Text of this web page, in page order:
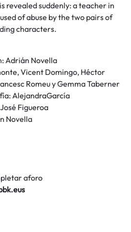
revealed suddenly: a teacher in
of abuse by the two pairs of
characters.
Adrián Novella
Vicent Domingo, Héctor
Romeu y Gemma Taberner
AlejandraGarcía
Figueroa
Novella
aforo